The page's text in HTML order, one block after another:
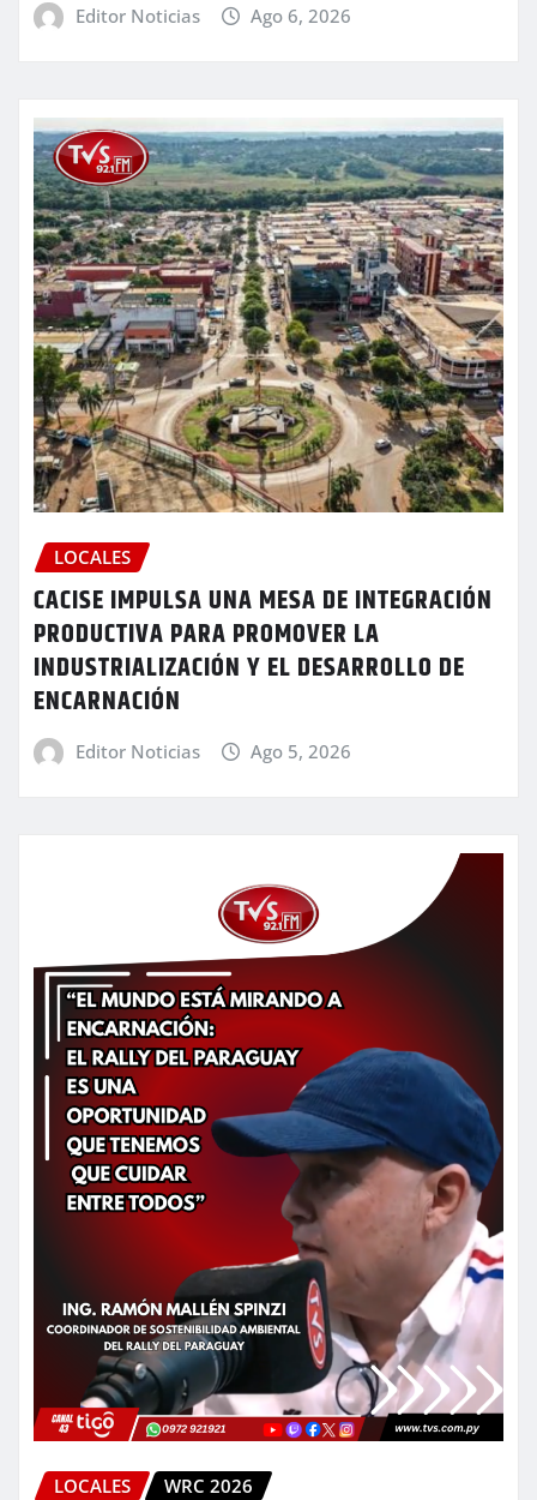
Editor Noticias Ago 6, 2026
LOCALES
CACISE IMPULSA UNA MESA DE INTEGRACIÓN
PRODUCTIVA PARA PROMOVER LA
INDUSTRIALIZACIÓN Y EL DESARROLLO DE
ENCARNACIÓN
Editor Noticias Ago 5, 2026
LOCALES WRC 2026